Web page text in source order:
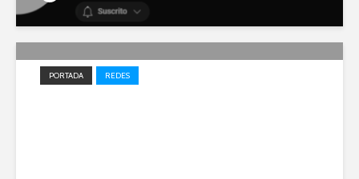
PORTADA REDES